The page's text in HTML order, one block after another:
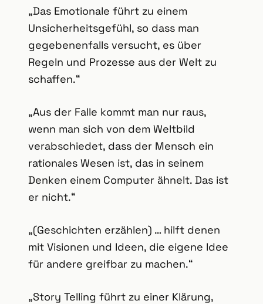
„Das Emotionale führt zu einem
Unsicherheitsgefühl, so dass man
gegebenenfalls versucht, es über
Regeln und Prozesse aus der Welt zu
schaffen.“
„Aus der Falle kommt man nur raus,
wenn man sich von dem Weltbild
verabschiedet, dass der Mensch ein
rationales Wesen ist, das in seinem
Denken einem Computer ähnelt. Das ist
er nicht.“
„(Geschichten erzählen) … hilft denen
mit Visionen und Ideen, die eigene Idee
für andere greifbar zu machen.“
„Story Telling führt zu einer Klärung,